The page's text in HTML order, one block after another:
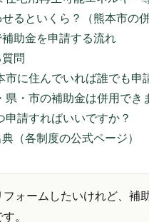
るといくら？（熊本市の併
助金を申請する流れ
問
市に住んでいれば誰でも申
県・市の補助金は併用でき
申請すればいいですか？
（各制度の公式ページ）
フォームしたいけれど、
。